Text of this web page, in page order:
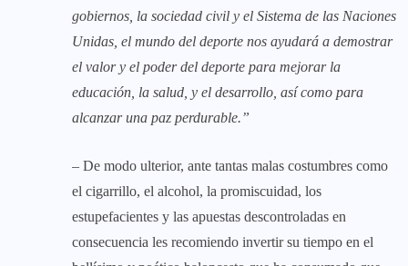
gobiernos, la sociedad civil y el Sistema de las Naciones
Unidas, el mundo del deporte nos ayudará a demostrar
el valor y el poder del deporte para mejorar la
educación, la salud, y el desarrollo, así como para
alcanzar una paz perdurable.”
– De modo ulterior, ante tantas malas costumbres como
el cigarrillo, el alcohol, la promiscuidad, los
estupefacientes y las apuestas descontroladas en
consecuencia les recomiendo invertir su tiempo en el